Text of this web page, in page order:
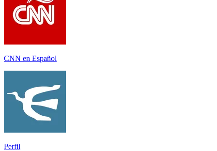
CNN en Español
Perfil